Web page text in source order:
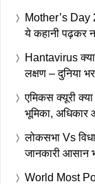
Mother’s Day
ये कहानी पढ़कर
Hantavirus
लक्षण – दुनिया
एमिकस क्यूरी क्या
भूमिका, अधिकार
लोकसभा Vs
जानकारी आसान
World Most